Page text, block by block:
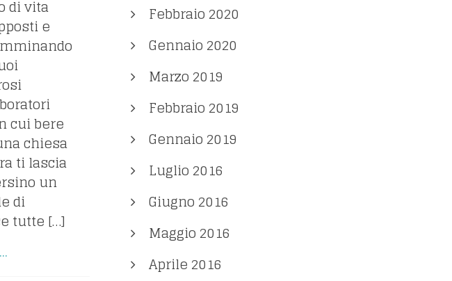
di vita
e
cui bere
chiesa
ti lascia
un
di
tutte […]
Febbraio 2020
Gennaio 2020
Marzo 2019
Febbraio 2019
Gennaio 2019
Luglio 2016
Giugno 2016
Maggio 2016
Aprile 2016